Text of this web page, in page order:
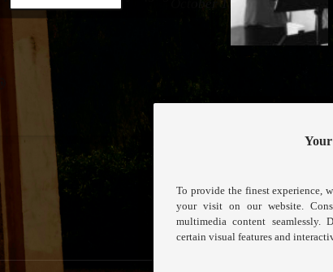
To provide the finest experience,
your visit on our website.
multimedia content
certain visual features and
October 15, 2023